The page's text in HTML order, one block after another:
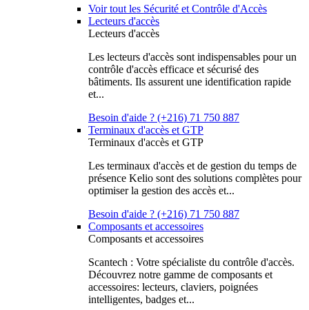
Voir tout les Sécurité et Contrôle d'Accès
Lecteurs d'accès
Lecteurs d'accès
Les lecteurs d'accès sont indispensables pour un
contrôle d'accès efficace et sécurisé des
bâtiments. Ils assurent une identification rapide
et...
Besoin d'aide ? (+216) 71 750 887
Terminaux d'accès et GTP
Terminaux d'accès et GTP
Les terminaux d'accès et de gestion du temps de
présence Kelio sont des solutions complètes pour
optimiser la gestion des accès et...
Besoin d'aide ? (+216) 71 750 887
Composants et accessoires
Composants et accessoires
Scantech : Votre spécialiste du contrôle d'accès.
Découvrez notre gamme de composants et
accessoires: lecteurs, claviers, poignées
intelligentes, badges et...